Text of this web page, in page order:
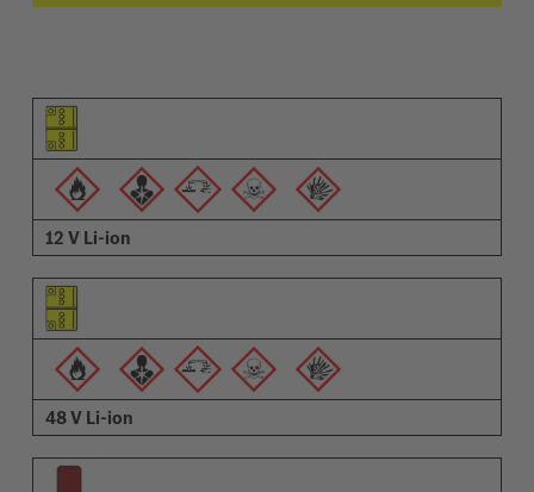
Piktogram elementa
Piktogrami opozoril
Opis
12 V Li-ion
48 V Li-ion